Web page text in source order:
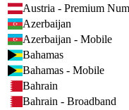
Austria - Premium
Azerbaijan
Azerbaijan - Mobile
Bahamas
Bahamas - Mobile
Bahrain
Bahrain - Broadband